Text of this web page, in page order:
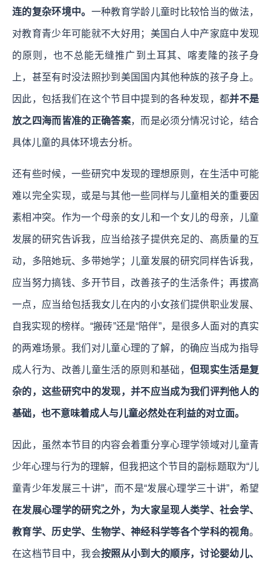
连的复杂环境中。 一种教育学龄儿童时比较恰当的做法，
对教育青少年可能就不大好用；美国白人中产家庭中发现
的原则，也不总能无缝推广到土耳其、喀麦隆的孩子身
上，甚至有时没法照抄到美国国内其他种族的孩子身上。
因此，包括我们在这个节目中提到的各种发现，都并不是
放之四海而皆准的正确答案，而是必须分情况讨论，结合
具体儿童的具体环境去分析。
还有些时候，一些研究中发现的理想原则，在生活中可能
难以完全实现，或是与其他一些同样与儿童相关的重要因
素相冲突。作为一个母亲的女儿和一个女儿的母亲，儿童
发展的研究告诉我，应当给孩子提供充足的、高质量的互
动，多陪她玩、多带她学；儿童发展的研究同样告诉我，
应当努力搞钱、多开节目，改善孩子的生活条件；再拔高
一点，应当给包括我女儿在内的小女孩们提供职业发展、
自我实现的榜样。“搬砖”还是“陪伴”，是很多人面对的真实
的两难场景。我们对儿童心理的了解，的确应当成为指导
成人行为、改善儿童生活的原则和基础， 但现实生活是复
杂的，这些研究中的发现，并不应当成为我们评判他人的
基础，也不意味着成人与儿童必然处在利益的对立面。
因此，虽然本节目的内容会着重分享心理学领域对儿童青
少年心理与行为的理解，但我把这个节目的副标题取为“儿
童青少年发展三十讲”，而不是“发展心理学三十讲”，希望
在发展心理学的研究之外，为大家呈现人类学、社会学、
教育学、历史学、生物学、神经科学等各个学科的视角。
在这档节目中，我会按照从小到大的顺序，讨论婴幼儿、